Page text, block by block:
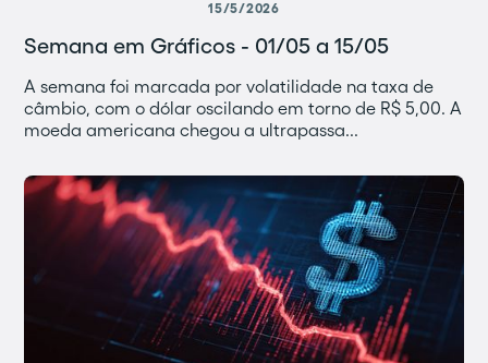
15/5/2026
Semana em Gráficos - 01/05 a 15/05
A semana foi marcada por volatilidade na taxa de
câmbio, com o dólar oscilando em torno de R$ 5,00. A
moeda americana chegou a ultrapassa...